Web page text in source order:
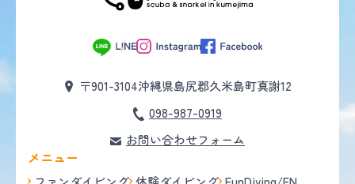
〒901-3104沖縄県島尻郡久米島町真謝12
098-987-0919
お問い合わせフォーム
メニュー